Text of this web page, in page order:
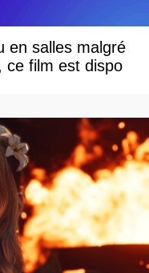
en salles malgré
ce film est dispo